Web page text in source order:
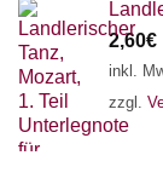
2,60€
inkl.
zzgl.
18